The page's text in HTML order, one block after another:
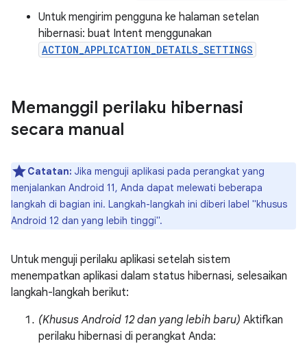
Untuk mengirim pengguna ke halaman setelan
hibernasi: buat Intent menggunakan
ACTION_APPLICATION_DETAILS_SETTINGS
Memanggil perilaku hibernasi
secara manual
Catatan: Jika menguji aplikasi pada perangkat yang
menjalankan Android 11, Anda dapat melewati beberapa
langkah di bagian ini. Langkah-langkah ini diberi label "khusus
Android 12 dan yang lebih tinggi".
Untuk menguji perilaku aplikasi setelah sistem
menempatkan aplikasi dalam status hibernasi, selesaikan
langkah-langkah berikut:
(Khusus Android 12 dan yang lebih baru) Aktifkan
perilaku hibernasi di perangkat Anda: